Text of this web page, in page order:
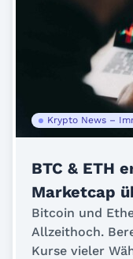
Krypto News –
BTC & ETH
Marketcap
Bitcoin und
Allzeithoch.
Kurse vieler